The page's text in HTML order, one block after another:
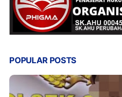
POPULAR POSTS